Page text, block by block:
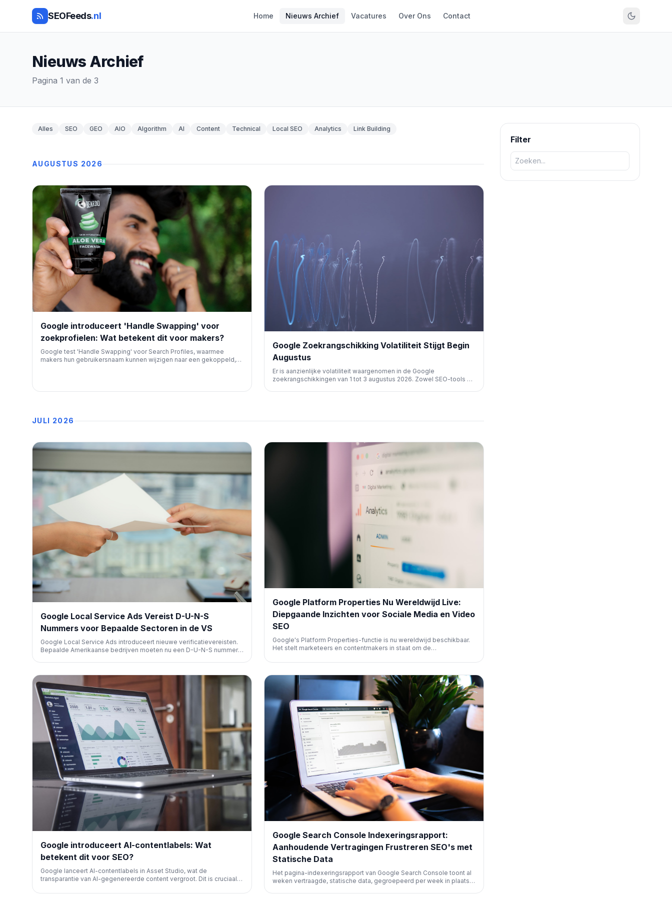
SEOFeeds.nl Home Nieuws Archief Vacatures Over Ons Contact
Nieuws Archief
Pagina 1 van de 3
Alles SEO GEO AIO Algorithm AI Content Technical Local SEO Analytics Link Building
AUGUSTUS 2026
Google introduceert 'Handle Swapping' voor
zoekprofielen: Wat betekent dit voor makers?
Google test 'Handle Swapping' voor Search Profiles, waarmee
makers hun gebruikersnaam kunnen wijzigen naar een gekoppeld,
Google Zoekrangschikking Volatiliteit Stijgt Begin
Augustus
Er is aanzienlijke volatiliteit waargenomen in de Google
zoekrangschikkingen van 1 tot 3 augustus 2026. Zowel SEO-tools als
JULI 2026
Google Local Service Ads Vereist D-U-N-S
Nummers voor Bepaalde Sectoren in de VS
Google Local Service Ads introduceert nieuwe verificatievereisten.
Bepaalde Amerikaanse bedrijven moeten nu een D-U-N-S nummer
adverteerders.
Google Platform Properties Nu Wereldwijd Live:
Diepgaande Inzichten voor Sociale Media en Video
SEO
Google's Platform Properties-functie is nu wereldwijd beschikbaar.
Het stelt marketeers en contentmakers in staat om de
TikTok, X en YouTube direct in Google Search Console te
Google introduceert AI-contentlabels: Wat
betekent dit voor SEO?
Google lanceert AI-contentlabels in Asset Studio, wat de
transparantie van AI-gegenereerde content vergroot. Dit is cruciaal
de evoluerende richtlijnen van zoekmachines.
Google Search Console Indexeringsrapport:
Aanhoudende Vertragingen Frustreren SEO's met
Statische Data
Het pagina-indexeringsrapport van Google Search Console toont al
weken vertraagde, statische data, gegroepeerd per week in plaats
Filter